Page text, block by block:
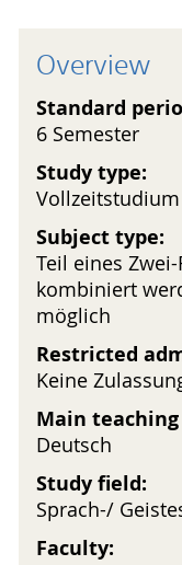
Overview
Standard
6 Semester
Study type:
Vollzeitstudium
Subject type:
Teil eines
kombiniert
möglich
Restricted
Keine
Main
Deutsch
Study field:
Sprach-/
Faculty: